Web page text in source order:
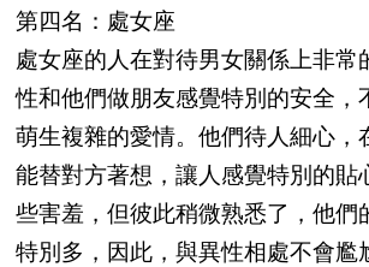
第四名：處女座
處女座的人在對待男女關係上非常
性和他們做朋友感覺特別的安全，
萌生複雜的愛情。他們待人細心，
能替對方著想，讓人感覺特別的貼
些害羞，但彼此稍微熟悉了，他們
特別多，因此，與異性相處不會尷